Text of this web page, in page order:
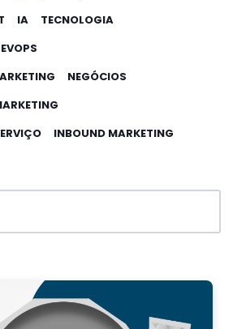
IA
TECNOLOGIA
NEGÓCIOS
INBOUND MARKETING